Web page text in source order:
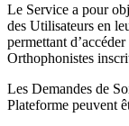
Le Service a pour
des Utilisateurs en
permettant
Orthophonistes
Les Demandes de
Plateforme peuvent